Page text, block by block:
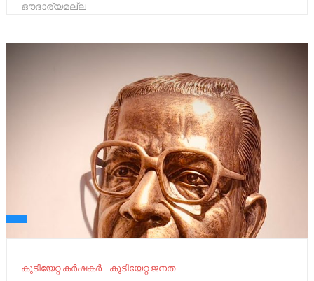
ഔദാര്യമല്ല
കുടിയേറ്റ കർഷകർ കുടിയേറ്റ ജനത